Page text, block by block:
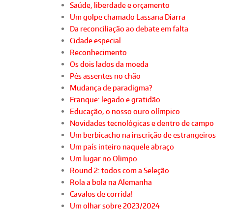
Saúde, liberdade e orçamento
Um golpe chamado Lassana Diarra
Da reconciliação ao debate em falta
Cidade especial
Reconhecimento
Os dois lados da moeda
Pés assentes no chão
Mudança de paradigma?
Franque: legado e gratidão
Educação, o nosso ouro olímpico
Novidades tecnológicas e dentro de campo
Um berbicacho na inscrição de estrangeiros
Um país inteiro naquele abraço
Um lugar no Olimpo
Round 2: todos com a Seleção
Rola a bola na Alemanha
Cavalos de corrida!
Um olhar sobre 2023/2024